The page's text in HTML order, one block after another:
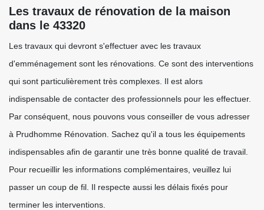
Les travaux de rénovation de la maison
dans le 43320
Les travaux qui devront s'effectuer avec les travaux
d'emménagement sont les rénovations. Ce sont des interventions
qui sont particulièrement très complexes. Il est alors
indispensable de contacter des professionnels pour les effectuer.
Par conséquent, nous pouvons vous conseiller de vous adresser
à Prudhomme Rénovation. Sachez qu'il a tous les équipements
indispensables afin de garantir une très bonne qualité de travail.
Pour recueillir les informations complémentaires, veuillez lui
passer un coup de fil. Il respecte aussi les délais fixés pour
terminer les interventions.